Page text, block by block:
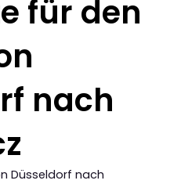
für den
nach
Düsseldorf nach